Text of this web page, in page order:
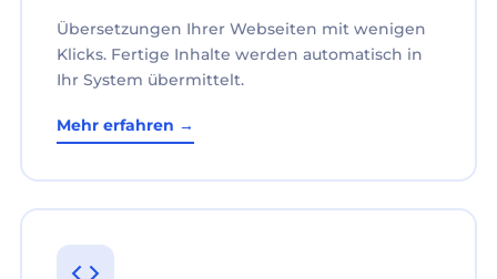
Übersetzungen Ihrer Webseiten mit wenigen
Klicks. Fertige Inhalte werden automatisch in
Ihr System übermittelt.
Mehr erfahren →